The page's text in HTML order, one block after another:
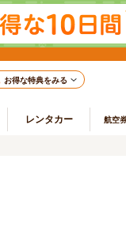
お得な特典をみる
レンタカー 航空